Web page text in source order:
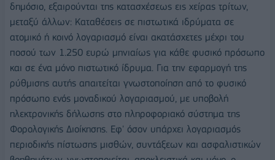
δημόσιο, εξαιρούνται της κατασχέσεως εις χείρας τρίτων,
μεταξύ άλλων: Καταθέσεις σε πιστωτικά ιδρύματα σε
ατομικό ή κοινό λογαριασμό είναι ακατάσχετες μέχρι του
ποσού των 1.250 ευρώ μηνιαίως για κάθε φυσικό πρόσωπο
και σε ένα μόνο πιστωτικό ίδρυμα. Για την εφαρμογή της
ρύθμισης αυτής απαιτείται γνωστοποίηση από το φυσικό
πρόσωπο ενός μοναδικού λογαριασμού, με υποβολή
ηλεκτρονικής δήλωσης στο πληροφοριακό σύστημα της
Φορολογικής Διοίκησης. Εφ' όσον υπάρχει λογαριασμός
περιοδικής πίστωσης μισθών, συντάξεων και ασφαλιστικών